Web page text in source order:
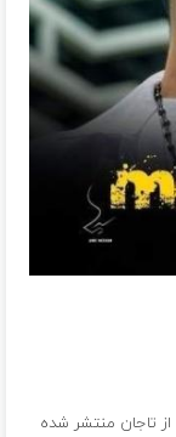
تاجان منتشر شده